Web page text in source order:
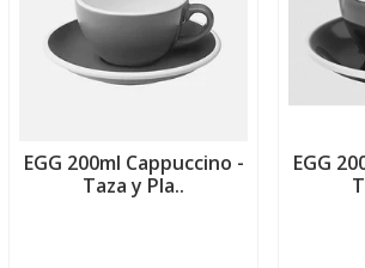
EGG 200ml Cappuccino -
Taza y Pla..
EGG